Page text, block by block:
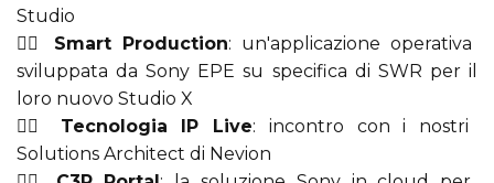
Studio
👉🏻 Smart Production: un'applicazione operativa
sviluppata da Sony EPE su specifica di SWR per il
loro nuovo Studio X
👉🏻 Tecnologia IP Live: incontro con i nostri
Solutions Architect di Nevion